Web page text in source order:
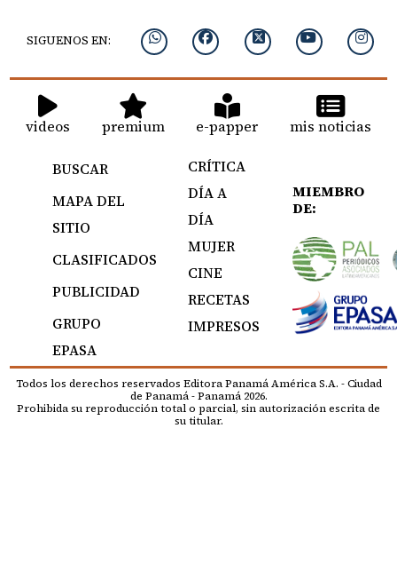
SIGUENOS EN:
videos premium e-papper mis noticias
BUSCAR
MAPA DEL
SITIO
CLASIFICADOS
PUBLICIDAD
GRUPO
EPASA
CRÍTICA
DÍA A
DÍA
MUJER
CINE
RECETAS
IMPRESOS
MIEMBRO
DE:
Todos los derechos reservados Editora Panamá América S.A. - Ciudad
de Panamá - Panamá 2026.
Prohibida su reproducción total o parcial, sin autorización escrita de
su titular.